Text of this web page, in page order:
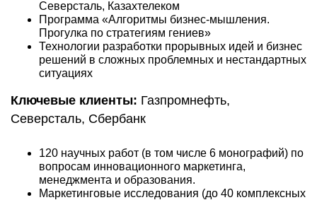
Северсталь, Казахтелеком
Программа «Алгоритмы бизнес-мышления.
Прогулка по стратегиям гениев»
Технологии разработки прорывных идей и бизнес
решений в сложных проблемных и нестандартных
ситуациях
Ключевые клиенты: Газпромнефть,
Северсталь, Сбербанк
120 научных работ (в том числе 6 монографий) по
вопросам инновационного маркетинга,
менеджмента и образования.
Маркетинговые исследования (до 40 комплексных